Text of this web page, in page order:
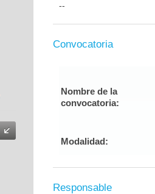
--
Convocatoria
Nombre de la
convocatoria:
Modalidad:
Responsable